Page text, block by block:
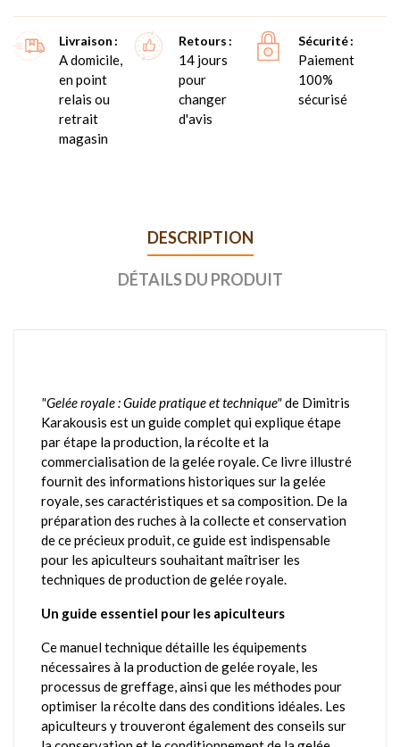
Livraison
A domicile,
en point
relais ou
retrait
magasin
Retours
14 jours
pour
changer
d'avis
Sécurité
Paiement
100%
sécurisé
DESCRIPTION
DÉTAILS DU PRODUIT
"Gelée royale : Guide pratique et technique"de Dimitris
Karakousis est un guide complet qui explique étape
par étape la production, la récolte et la
commercialisation de la gelée royale. Ce livre illustré
fournit des informations historiques sur la gelée
royale, ses caractéristiques et sa composition. De la
préparation des ruches à la collecte et conservation
de ce précieux produit, ce guide est indispensable
pour les apiculteurs souhaitant maîtriser les
techniques de production de gelée royale.
Un guide essentiel pour les apiculteurs
Ce manuel technique détaille les équipements
nécessaires à la production de gelée royale, les
processus de greffage, ainsi que les méthodes pour
optimiser la récolte dans des conditions idéales. Les
apiculteurs y trouveront également des conseils sur